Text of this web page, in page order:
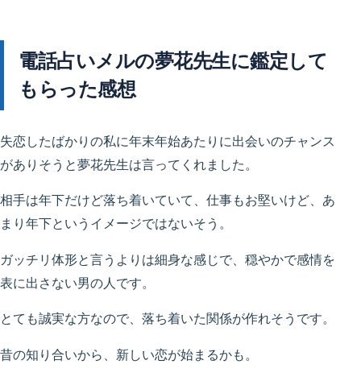
電話占いメルの夢花先生に鑑定して
もらった感想
失恋したばかりの私に年末年始あたりに出会いのチャンス
がありそうと夢花先生は言ってくれました。
相手は年下だけど落ち着いていて、仕事もお堅いけど、あ
まり年下というイメージではないそう。
ガッチリ体形と言うよりは細身な感じで、穏やかで感情を
表に出さない男の人です。
とても誠実な方なので、落ち着いた関係が作れそうです。
昔の知り合いから、新しい恋が始まるかも。